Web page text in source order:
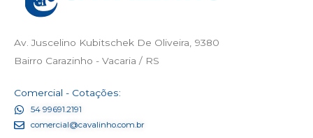
Av. Juscelino Kubitschek De Oliveira, 9380
Bairro Carazinho - Vacaria / RS
Comercial - Cotações:
54 99691.2191
comercial@cavalinho.com.br